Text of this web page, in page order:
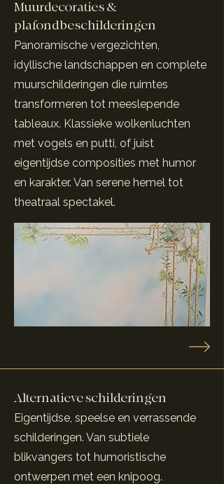
Muurdecoraties &
plafondbeschilderingen
Panoramische vergezichten,
idyllische landschappen en complete
muurschilderingen die ruimtes
transformeren tot meeslepende
tableaux. Klassieke wolkenluchten
met vogels en putti, of juist
eigentijdse composities met humor
en karakter. Van serene hemel tot
theatraal spectakel.
Alternatieve schilderingen
Eigentijdse, speelse en verrassende
schilderingen. Van subtiele
blikvangers tot humoristische
ontwerpen met een knipoog.